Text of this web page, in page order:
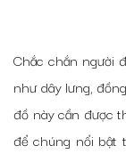
Chắc chắn người
như dây lưng,
đồ này cần được
để chúng nổi bật